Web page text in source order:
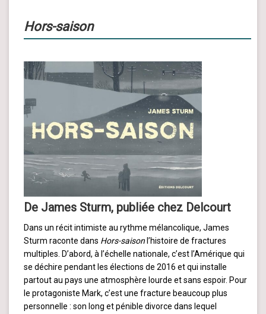
Hors-saison
De James Sturm, publiée chez Delcourt
Dans un récit intimiste au rythme mélancolique, James
Sturm raconte dans Hors-saison l’histoire de fractures
multiples. D’abord, à l’échelle nationale, c’est l’Amérique qui
se déchire pendant les élections de 2016 et qui installe
partout au pays une atmosphère lourde et sans espoir. Pour
le protagoniste Mark, c’est une fracture beaucoup plus
personnelle : son long et pénible divorce dans lequel